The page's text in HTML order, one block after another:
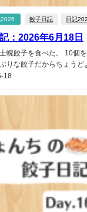
2026 餃子日記 日記
：2026年6月18日
幌餃子を食べた。 10個
りな餃子だからちょうど
18